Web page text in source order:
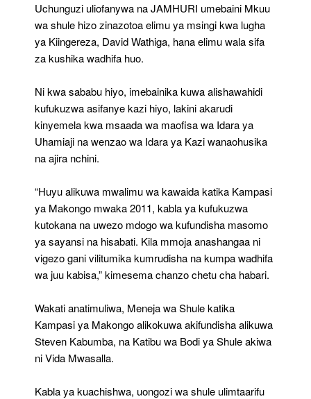
Uchunguzi uliofanywa na JAMHURI umebaini Mkuu
wa shule hizo zinazotoa elimu ya msingi kwa lugha
ya Kiingereza, David Wathiga, hana elimu wala sifa
za kushika wadhifa huo.
Ni kwa sababu hiyo, imebainika kuwa alishawahidi
kufukuzwa asifanye kazi hiyo, lakini akarudi
kinyemela kwa msaada wa maofisa wa Idara ya
Uhamiaji na wenzao wa Idara ya Kazi wanaohusika
na ajira nchini.
“Huyu alikuwa mwalimu wa kawaida katika Kampasi
ya Makongo mwaka 2011, kabla ya kufukuzwa
kutokana na uwezo mdogo wa kufundisha masomo
ya sayansi na hisabati. Kila mmoja anashangaa ni
vigezo gani vilitumika kumrudisha na kumpa wadhifa
wa juu kabisa,” kimesema chanzo chetu cha habari.
Wakati anatimuliwa, Meneja wa Shule katika
Kampasi ya Makongo alikokuwa akifundisha alikuwa
Steven Kabumba, na Katibu wa Bodi ya Shule akiwa
ni Vida Mwasalla.
Kabla ya kuachishwa, uongozi wa shule ulimtaarifu